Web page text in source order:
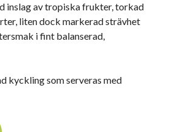
inslag av tropiska frukter, torkad
liten dock markerad strävhet
i fint balanserad,
kyckling som serveras med